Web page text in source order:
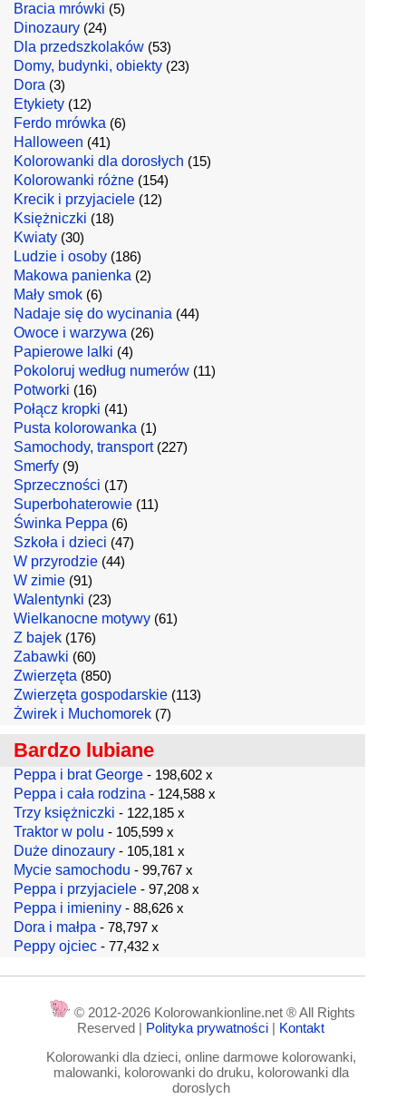
Bracia mrówki (5)
Dinozaury (24)
Dla przedszkolaków (53)
Domy, budynki, obiekty (23)
Dora (3)
Etykiety (12)
Ferdo mrówka (6)
Halloween (41)
Kolorowanki dla dorosłych (15)
Kolorowanki różne (154)
Krecik i przyjaciele (12)
Księżniczki (18)
Kwiaty (30)
Ludzie i osoby (186)
Makowa panienka (2)
Mały smok (6)
Nadaje się do wycinania (44)
Owoce i warzywa (26)
Papierowe lalki (4)
Pokoloruj według numerów (11)
Potworki (16)
Połącz kropki (41)
Pusta kolorowanka (1)
Samochody, transport(227)
Smerfy (9)
Sprzeczności (17)
Superbohaterowie (11)
Świnka Peppa (6)
Szkoła i dzieci (47)
W przyrodzie (44)
W zimie (91)
Walentynki (23)
Wielkanocne motywy (61)
Z bajek (176)
Zabawki (60)
Zwierzęta (850)
Zwierzęta gospodarskie (113)
Żwirek i Muchomorek (7)
Bardzo lubiane
Peppa i brat George - 198,602 x
Peppa i cała rodzina - 124,588 x
Trzy księżniczki - 122,185 x
Traktor w polu - 105,599 x
Duże dinozaury - 105,181 x
Mycie samochodu - 99,767 x
Peppa i przyjaciele - 97,208 x
Peppa i imieniny - 88,626 x
Dora i małpa - 78,797 x
Peppy ojciec - 77,432 x
© 2012-2026 Kolorowankionline.net ® All Rights
Reserved | Polityka prywatności | Kontakt
Kolorowanki dla dzieci, online darmowe kolorowanki,
malowanki, kolorowanki do druku, kolorowanki dla
doroslych